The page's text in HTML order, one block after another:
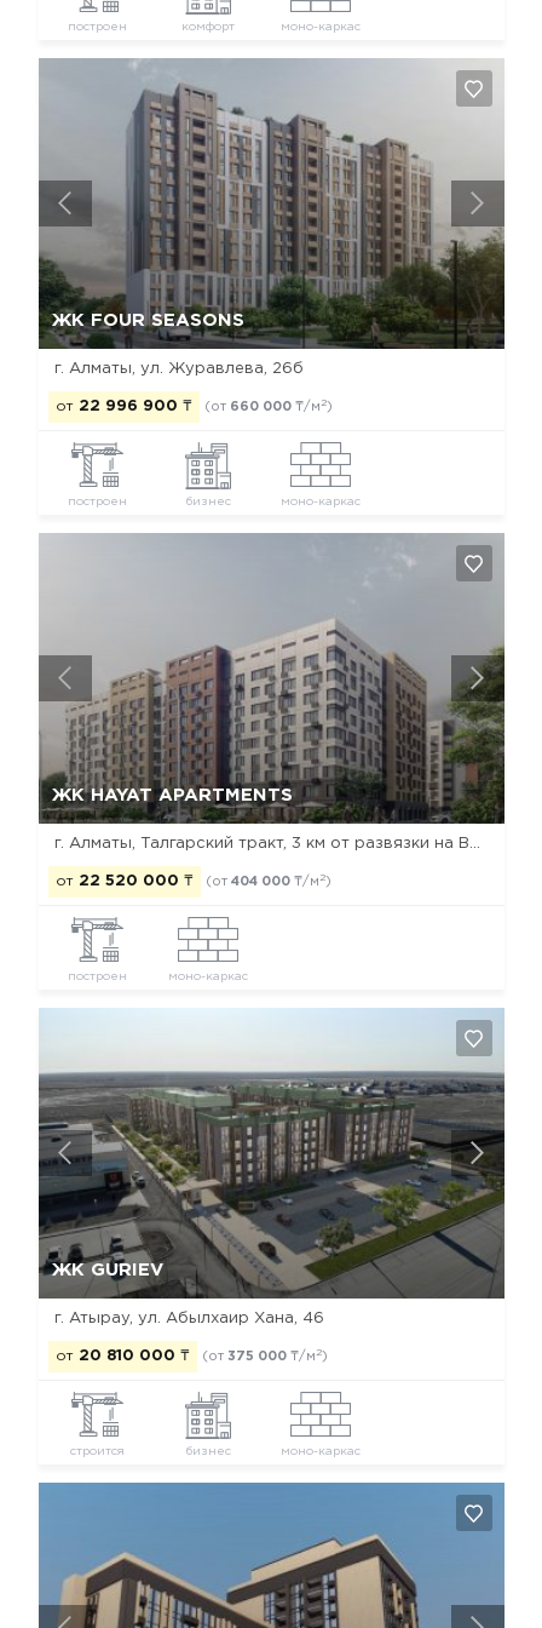
построен комфорт моно-каркас
ЖК FOUR SEASONS
г. Алматы, ул. Журавлева, 26б
от 22 996 900 ₸ (от 660 000 ₸/м 2)
построен бизнес моно-каркас
Да, удалить Отмена
ЖК HAYAT APARTMENTS
от 22 520 000 ₸ (от 404 000 ₸/м 2)
построен моно-каркас
Да, удалить Отмена
ЖК GURIEV
г. Атырау, ул. Абылхаир Хана, 46
от 20 810 000 ₸ (от 375 000 ₸/м 2)
строится бизнес моно-каркас
Да, удалить Отмена